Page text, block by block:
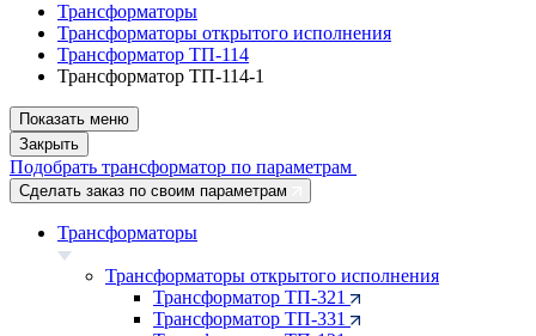
Трансформаторы
Трансформаторы открытого исполнения
Трансформатор ТП-114
Трансформатор ТП-114-1
Показать меню
Закрыть
Подобрать трансформатор по параметрам
Сделать заказ по своим параметрам
Трансформаторы
Трансформаторы открытого исполнения
Трансформатор ТП-321
Трансформатор ТП-331